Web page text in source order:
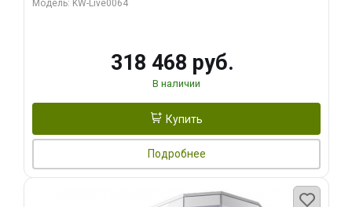
Модель: KW-Live0064
318 468 руб.
В наличии
Купить
Подробнее